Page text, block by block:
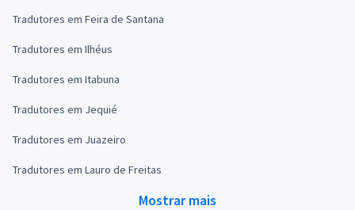
Tradutores em Feira de Santana
Tradutores em Ilhéus
Tradutores em Itabuna
Tradutores em Jequié
Tradutores em Juazeiro
Tradutores em Lauro de Freitas
Mostrar mais